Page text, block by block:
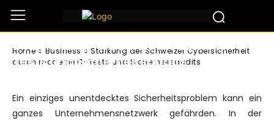
Home Business
Stärkung der Schweizer Cybersicherheit
durch moderne IT-Tests und Sicherheitsaudits
Business
Stärkung der Schweizer
Cybersicherheit durch moderne IT-
Tests und Sicherheitsaudits
Ein einziges unentdecktes Sicherheitsproblem kann ein
ganzes Unternehmensnetzwerk gefährden. In der